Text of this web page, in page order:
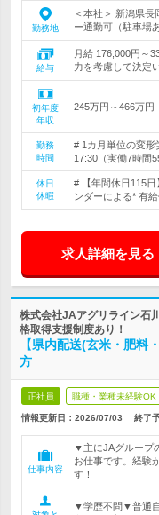
勤務地
＜本社＞ 新潟県
ー通勤可（駐車場
給与
月給 176,000円～
力を考慮して決定
初年度
年収
245万円～466万円
勤務
時間
# 1カ月単位の変形
17:30（実働7時間
休日
休暇
# 【年間休日115
ンダーによる* 有
求人詳細を見る
株式会社JAアグリライン石
格取得支援制度あり！
【県内配送(玄米・肥
方
正社員 職種・業種未経験OK
情報更新日：2026/07/03 終了
仕事内容
▼主にJAグループ
お仕事です。経験
す！
▼学歴不問▼普通